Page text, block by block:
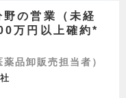
野の営業（未経
万円以上確約*
品卸販売担当者）